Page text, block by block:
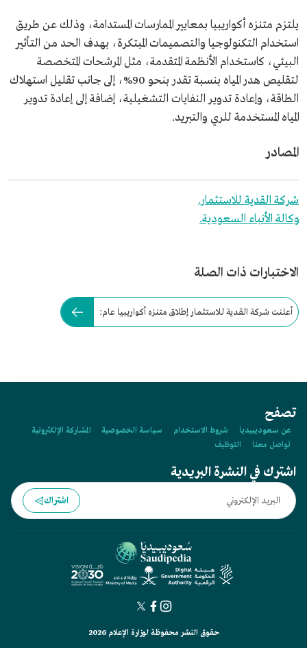
يلتزم متنزه أكواريبيا بمعايير الممارسات المستدامة، وذلك عن طريق
استخدام التكنولوجيا والتصميمات المبتكرة، بهدف الحد من التأثير
البيئي، كاستخدام الأنظمة المتقدمة، مثل المرشحات المتخصصة
لتقليص هدر المياه بنسبة تقدر بنحو 90%، إلى جانب تقليل استهلاك
الطاقة، وإعادة تدوير النفايات التشغيلية، إضافة إلى إعادة تدوير
المياه المستخدمة للري والتبريد.
المصادر
شركة القدية للاستثمار.
وكالة الأنباء السعودية.
الاختبارات ذات الصلة
أعلنت شركة القدية للاستثمار إطلاق متنزه أكواريبيا عام:
تصفح
عن سعوديبيديا شروط الاستخدام سياسة الخصوصية
المشاركة الإلكترونية
تواصل معنا
التوظيف
اشترك في النشرة البريدية
اشتراك
حقوق النشر محفوظة لوزارة الإعلام 2026